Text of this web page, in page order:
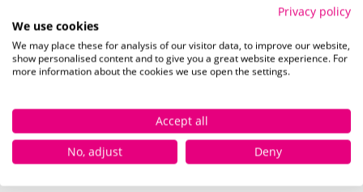
Accessoires für den Hals (Artikelzusatz)
Privacy policy
We use cookies
We may place these for analysis of our visitor data, to improve our website,
show personalised content and to give you a great website experience. For
more information about the cookies we use open the settings.
Accept all
No, adjust
Deny